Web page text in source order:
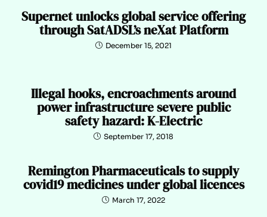
Supernet unlocks global service offering
through SatADSL’s neXat Platform
December 15, 2021
Illegal hooks, encroachments around
power infrastructure severe public
safety hazard: K-Electric
September 17, 2018
Remington Pharmaceuticals to supply
covid19 medicines under global licences
March 17, 2022